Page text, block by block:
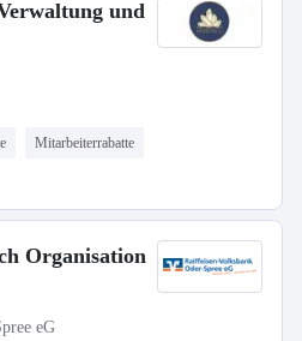
und
Mitarbeiterrabatte
Organisation
eG